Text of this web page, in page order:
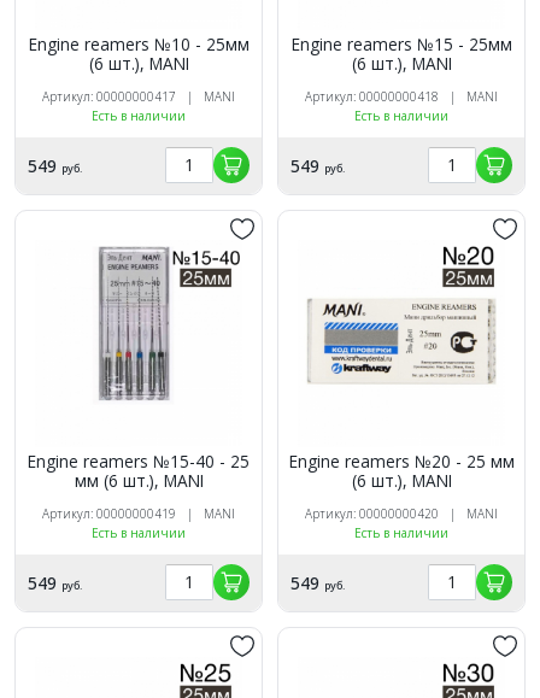
Engine reamers №10 - 25мм
(6 шт.), MANI
Артикул: 00000000417 | MANI
Есть в наличии
549 руб.
Engine reamers №15 - 25мм
(6 шт.), MANI
Артикул: 00000000418 | MANI
Есть в наличии
549 руб.
Engine reamers №15-40 - 25
мм (6 шт.), MANI
Артикул: 00000000419 | MANI
Есть в наличии
549 руб.
Engine reamers №20 - 25 мм
(6 шт.), MANI
Артикул: 00000000420 | MANI
Есть в наличии
549 руб.